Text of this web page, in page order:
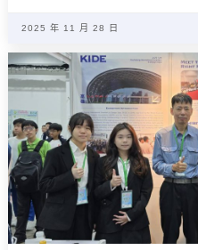
2025 年 11 月 28 日